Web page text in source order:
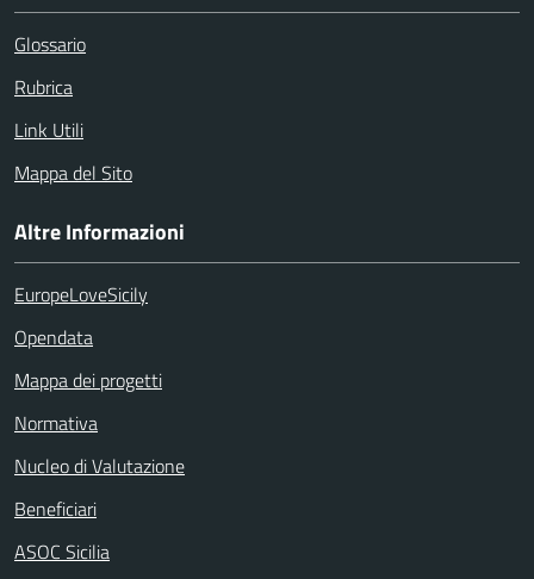
Glossario
Rubrica
Link Utili
Mappa del Sito
Altre Informazioni
EuropeLoveSicily
Opendata
Mappa dei progetti
Normativa
Nucleo di Valutazione
Beneficiari
ASOC Sicilia